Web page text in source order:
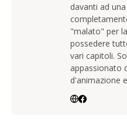
davanti ad
"malato" per
possedere
vari capitoli.
appassionato
d'animazione